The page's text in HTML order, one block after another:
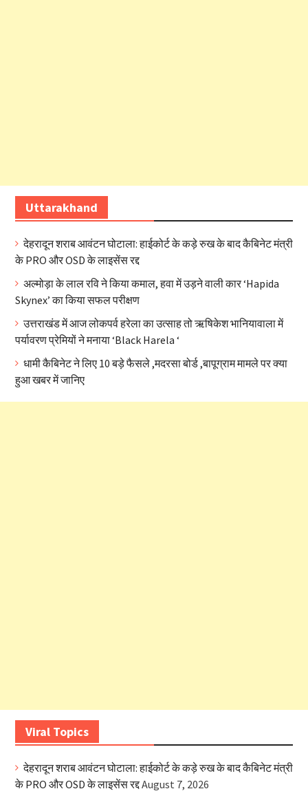
Uttarakhand
देहरादून शराब आवंटन घोटाला: हाईकोर्ट के कड़े रुख के बाद कैबिनेट मंत्री
के PRO और OSD के लाइसेंस रद्द
अल्मोड़ा के लाल रवि ने किया कमाल, हवा में उड़ने वाली कार ‘Hapida
Skynex’ का किया सफल परीक्षण
उत्तराखंड में आज लोकपर्व हरेला का उत्साह तो ऋषिकेश भानियावाला में
पर्यावरण प्रेमियों ने मनाया ‘Black Harela ‘
धामी कैबिनेट ने लिए 10 बड़े फैसले ,मदरसा बोर्ड ,बापूग्राम मामले पर क्या
हुआ खबर में जानिए
Viral Topics
देहरादून शराब आवंटन घोटाला: हाईकोर्ट के कड़े रुख के बाद कैबिनेट मंत्री
के PRO और OSD के लाइसेंस रद्दAugust 7, 2026